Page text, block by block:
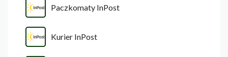
Paczkomaty InPost
Kurier InPost